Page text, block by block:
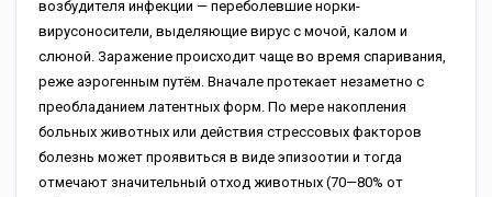
возбудителя инфекции — переболевшие норки-
вирусоносители, выделяющие вирус с мочой, калом и
слюной. Заражение происходит чаще во время спаривания,
реже аэрогенным путём. Вначале протекает незаметно с
преобладанием латентных форм. По мере накопления
больных животных или действия стрессовых факторов
болезнь может проявиться в виде эпизоотии и тогда
отмечают значительный отход животных (70—80% от